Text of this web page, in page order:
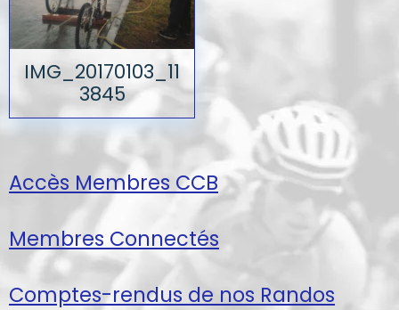
IMG_20170103_11
3845
Accès Membres CCB
Membres Connectés
Comptes-rendus de nos Randos